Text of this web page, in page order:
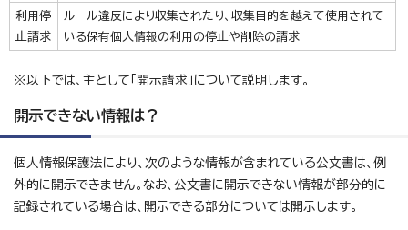
利用停
止請求
ルール違反により収集されたり、収集目的を越えて使用されて
いる保有個人情報の利用の停止や削除の請求
※以下では、主として「開示請求」について説明します。
開示できない情報は？
個人情報保護法により、次のような情報が含まれている公文書は、例
外的に開示できません。なお、公文書に開示できない情報が部分的に
記録されている場合は、開示できる部分については開示します。